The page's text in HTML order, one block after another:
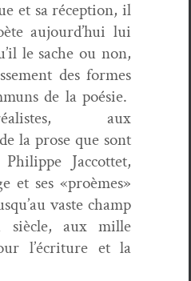
et sa récep­tion, il
aujour­d’hui lui
le sache ou non,
des formes
de la poésie.
aux
la prose que sont
Jac­cot­tet,
et ses «proèmes»
vaste champ
siè­cle, aux mille
l’écri­t­ure et la